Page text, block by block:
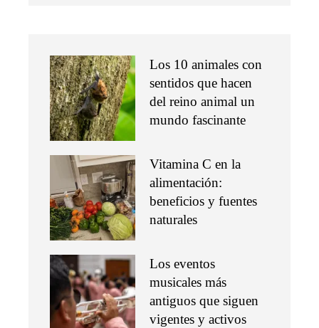
Los 10 animales con
sentidos que hacen
del reino animal un
mundo fascinante
Vitamina C en la
alimentación:
beneficios y fuentes
naturales
Los eventos
musicales más
antiguos que siguen
vigentes y activos